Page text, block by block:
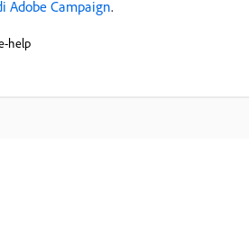
Adobe Campaign.
help